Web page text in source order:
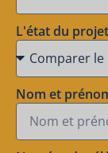
L'état du
Nom et